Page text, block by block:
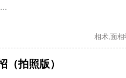
相术 面相
（拍照版）